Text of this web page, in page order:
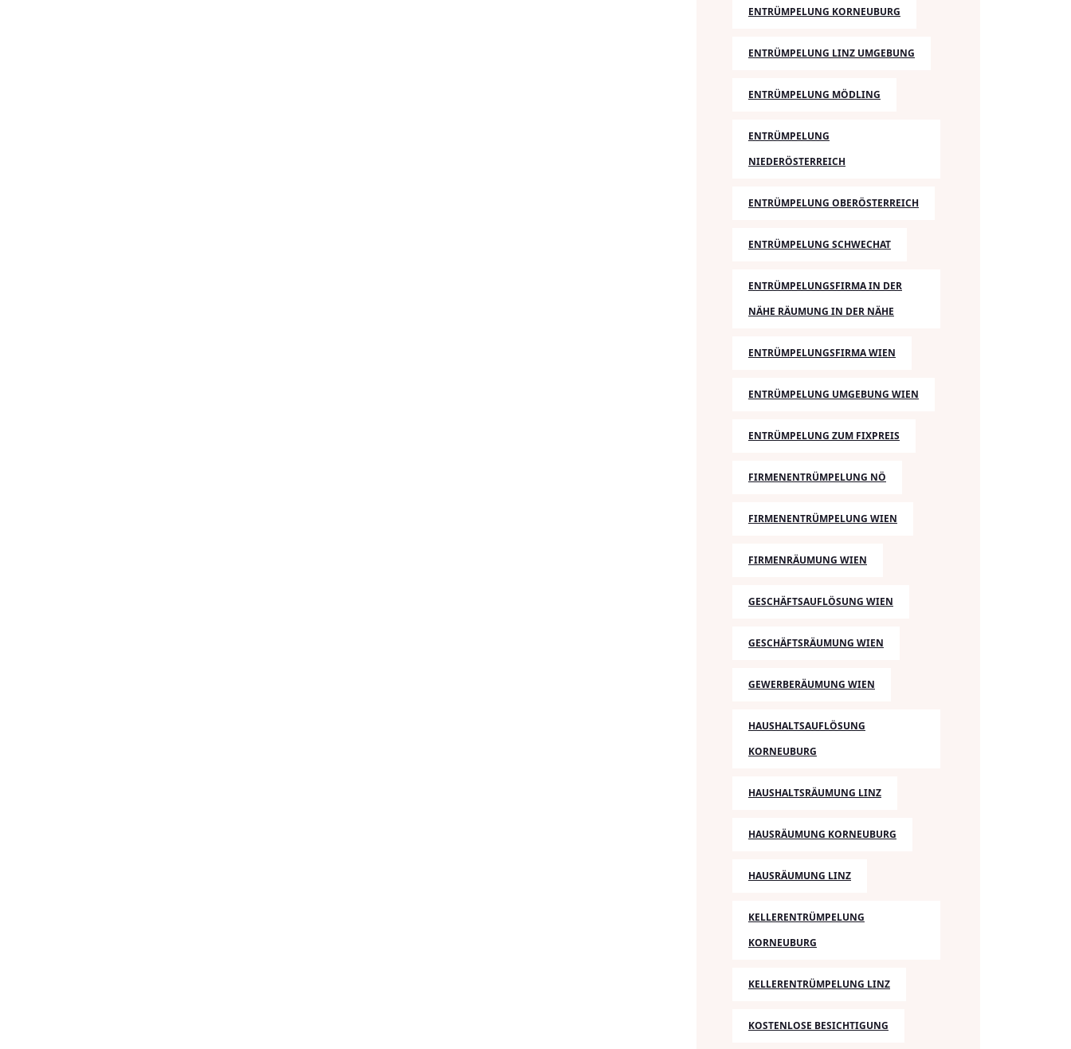
ENTRÜMPELUNG KORNEUBURG
ENTRÜMPELUNG LINZ UMGEBUNG
ENTRÜMPELUNG MÖDLING
ENTRÜMPELUNG
NIEDERÖSTERREICH
ENTRÜMPELUNG OBERÖSTERREICH
ENTRÜMPELUNG SCHWECHAT
ENTRÜMPELUNGSFIRMA IN DER
NÄHE RÄUMUNG IN DER NÄHE
ENTRÜMPELUNGSFIRMA WIEN
ENTRÜMPELUNG UMGEBUNG WIEN
ENTRÜMPELUNG ZUM FIXPREIS
FIRMENENTRÜMPELUNG NÖ
FIRMENENTRÜMPELUNG WIEN
FIRMENRÄUMUNG WIEN
GESCHÄFTSAUFLÖSUNG WIEN
GESCHÄFTSRÄUMUNG WIEN
GEWERBERÄUMUNG WIEN
HAUSHALTSAUFLÖSUNG
KORNEUBURG
HAUSHALTSRÄUMUNG LINZ
HAUSRÄUMUNG KORNEUBURG
HAUSRÄUMUNG LINZ
KELLERENTRÜMPELUNG
KORNEUBURG
KELLERENTRÜMPELUNG LINZ
KOSTENLOSE BESICHTIGUNG